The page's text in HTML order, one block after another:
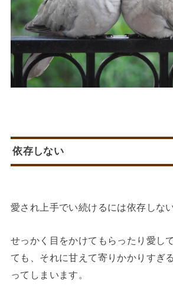
依存しない
愛され上手でい続けるには依存しな
せっかく目をかけてもらったり愛し
ても、それに甘えて寄りかかりすぎ
ってしまいます。